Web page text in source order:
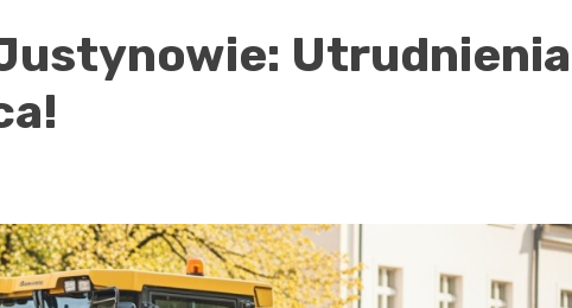
Utrudnienia